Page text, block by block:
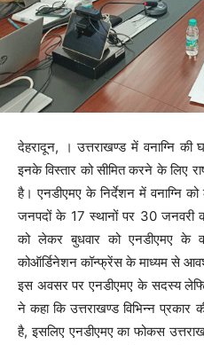
देहरादून, । उत्तराखण्ड में वनाग्नि की
इनके विस्तार को सीमित करने के लिए
है। एनडीएमए के निर्देशन में वनाग्नि
जनपदों के 17 स्थानों पर 30 जनवरी
को लेकर बुधवार को एनडीएमए के
कोऑर्डिनेशन कॉन्फ्रेंस के माध्यम से
इस अवसर पर एनडीएमए के सदस्य
ने कहा कि उत्तराखण्ड विभिन्न
है, इसलिए एनडीएमए का फोकस